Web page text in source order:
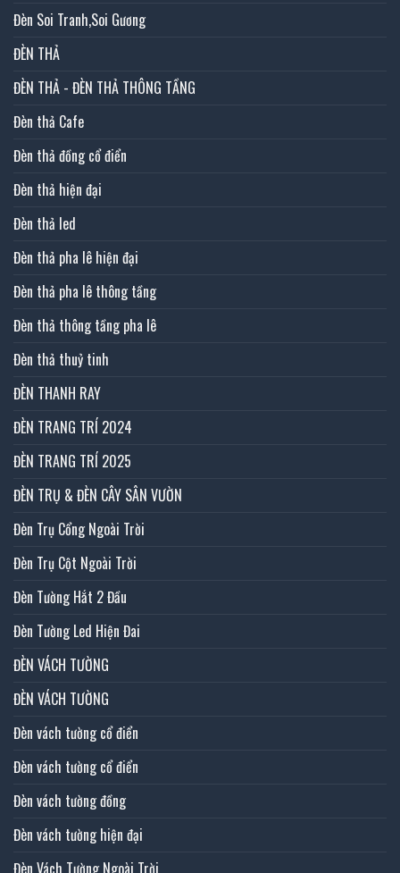
Đèn Soi Tranh,Soi Gương
ĐÈN THẢ
ĐÈN THẢ - ĐÈN THẢ THÔNG TẦNG
Đèn thả Cafe
Đèn thả đồng cổ điển
Đèn thả hiện đại
Đèn thả led
Đèn thả pha lê hiện đại
Đèn thả pha lê thông tầng
Đèn thả thông tầng pha lê
Đèn thả thuỷ tinh
ĐÈN THANH RAY
ĐÈN TRANG TRÍ 2024
ĐÈN TRANG TRÍ 2025
ĐÈN TRỤ & ĐÈN CÂY SÂN VƯỜN
Đèn Trụ Cổng Ngoài Trời
Đèn Trụ Cột Ngoài Trời
Đèn Tường Hắt 2 Đầu
Đèn Tường Led Hiện Đai
ĐÈN VÁCH TƯỜNG
ĐÈN VÁCH TƯỜNG
Đèn vách tường cổ điển
Đèn vách tường cổ điển
Đèn vách tường đồng
Đèn vách tường hiện đại